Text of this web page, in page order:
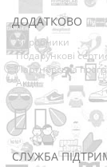
ДОДАТКОВО
Виробники
Подарункові
Партнерська
Акції
СЛУЖБА